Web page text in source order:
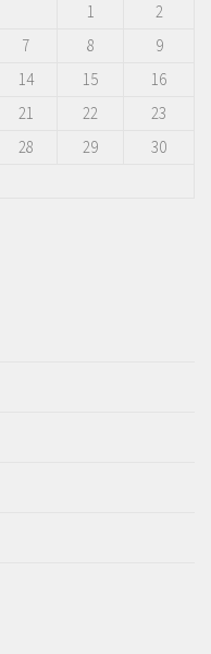
1
2
7 8
9
14 15
16
21 22
23
28 29
30